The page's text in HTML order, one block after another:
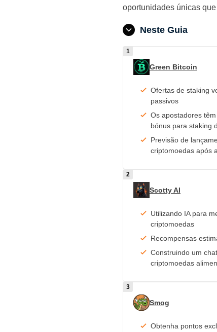
oportunidades únicas
Neste Guia
Green Bitcoin
Ofertas de staking
passivos
Os apostadores
bónus para staking
Previsão de
criptomoedas após
Scotty AI
Utilizando IA para
criptomoedas
Recompensas
Construindo um
criptomoedas
Smog
Obtenha pontos